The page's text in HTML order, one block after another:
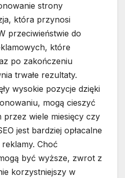
strony
która przynosi
przeciwieństwie do
które
po zakończeniu
trwałe rezultaty.
wysokie pozycje dzięki
mogą cieszyć
przez wiele miesięcy czy
jest bardziej opłacalne
Choć
być wyższe, zwrot z
korzystniejszy w